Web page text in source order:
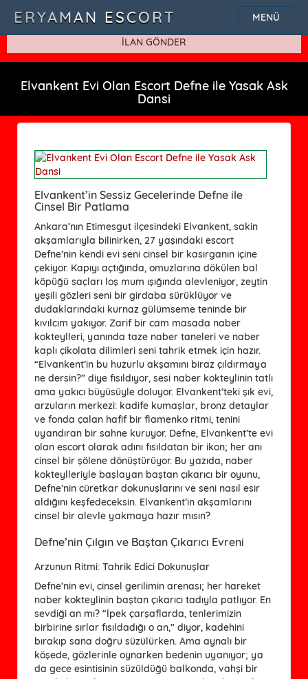
character set: 'uf8'
MENÜ
ERYAMAN ESCORT
İLAN GÖNDER
Elvankent Evi Olan Escort Defne ile Yasak Ask
Dansi
Elvankent’in Sessiz Gecelerinde Defne ile
Cinsel Bir Patlama
Ankara’nın Etimesgut ilçesindeki Elvankent, sakin
akşamlarıyla bilinirken, 27 yaşındaki escort
Defne’nin kendi evi seni cinsel bir kasırganın içine
çekiyor. Kapıyı açtığında, omuzlarına dökülen bal
köpüğü saçları loş mum ışığında alevleniyor, zeytin
yeşili gözleri seni bir girdaba sürüklüyor ve
dudaklarındaki kurnaz gülümseme teninde bir
kıvılcım yakıyor. Zarif bir cam masada naber
kokteylleri, yanında taze naber taneleri ve naber
kaplı çikolata dilimleri seni tahrik etmek için hazır.
“Elvankent’in bu huzurlu akşamını biraz çıldırmaya
ne dersin?” diye fısıldıyor, sesi naber kokteylinin tatlı
ama yakıcı büyüsüyle doluyor. Elvankent’teki şık evi,
arzuların merkezi: kadife kumaşlar, bronz detaylar
ve fonda çalan hafif bir flamenko ritmi, tenini
uyandıran bir sahne kuruyor. Defne, Elvankent’te evi
olan escort olarak adını fısıldatan bir ikon; her anı
cinsel bir şölene dönüştürüyor. Bu yazıda, naber
kokteylleriyle başlayan baştan çıkarıcı bir oyunu,
Defne’nin cüretkar dokunuşlarını ve seni nasıl esir
aldığını keşfedeceksin. Elvankent’in akşamlarını
cinsel bir alevle yakmaya hazır mısın?
Defne’nin Çılgın ve Baştan Çıkarıcı Evreni
Arzunun Ritmi: Tahrik Edici Dokunuşlar
Defne’nin evi, cinsel gerilimin arenası; her hareket
naber kokteylinin baştan çıkarıcı tadıyla patlıyor. En
sevdiği an mı? “İpek çarşaflarda, tenlerimizin
birbirine sırlar fısıldadığı o an,” diyor, kadehini
bırakıp sana doğru süzülürken. Ama aynalı bir
köşede, gözlerinle oynarken bedenin uyanıyor; ya
da gece esintisinin süzüldüğü balkonda, vahşi bir